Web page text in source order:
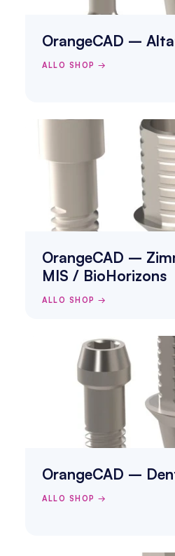
OrangeCAD –
ALLO SHOP →
OrangeCAD –
MIS / BioHorizons
ALLO SHOP →
OrangeCAD –
ALLO SHOP →